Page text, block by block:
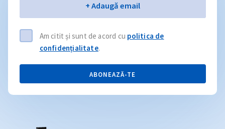
+ Adaugă email
Am citit și sunt de acord cu politica de
confidențialitate.
ABONEAZĂ-TE